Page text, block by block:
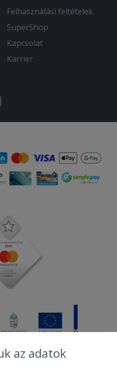
Felhasználási feltételek
SuperShop
Kapcsolat
Karrier
az adatok